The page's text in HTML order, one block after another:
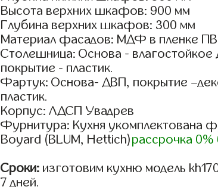
Высота верхних шкафов: 900 мм
Глубина верхних шкафов: 300 мм
Материал фасадов: МДФ в пленке
Столешница: Основа -
покрытие - пластик.
Фартук: Основа- ДВП, покрытие
пластик.
Корпус: ЛДСП Увадрев
Фурнитура: Кухня укомплектована
Boyard (BLUM, Hettich)рассрочка 0%
Сроки: изготовим кухню модель
7 дней.